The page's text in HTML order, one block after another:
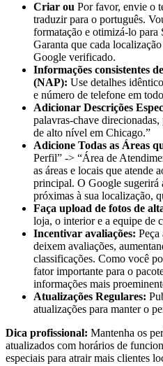
Criar ou Por favor, envie o
traduzir para o português.
formatação e otimizá-lo para
Garanta que cada
Google verificado.
Informações consistentes
(NAP): Use detalhes
e número de telefone em
Adicionar Descrições
palavras-chave
de alto nível em Chicago.”
Adicione Todas as Áreas
Perfil” -> “Área de
as áreas e locais que atende
principal. O Google sugerirá
próximas à sua localização,
Faça upload de fotos de
loja, o interior e a equipe de
Incentivar avaliações: Peça
deixem avaliações,
classificações. Como você
fator importante para o
informações mais
Atualizações Regulares:
atualizações para manter o
Dica profissional: Mantenha os
atualizados com horários de
especiais para atrair mais clientes